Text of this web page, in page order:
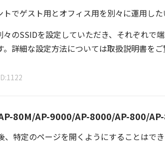
でゲスト用とオフィス用を別々に運用した
のSSIDを設定していただき、それぞれで
詳細な設定方法については取扱説明書をご
1122
80M/AP-9000/AP-8000/AP-800/
特定のページを開くようにすることはでき